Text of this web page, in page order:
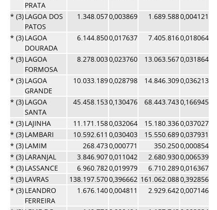
PRATA
* (3)LAGOA DOS
PATOS
1.348.0570,003869 1.689.5880,004121
* (3)LAGOA
DOURADA
6.144.8500,017637 7.405.8160,018064
* (3)LAGOA
FORMOSA
8.278.0030,023760 13.063.5670,031864
* (3)LAGOA
GRANDE
10.033.1890,028798 14.846.3090,036213
* (3)LAGOA
SANTA
45.458.1530,130476 68.443.7430,166945
* (3)LAJINHA 11.171.1580,032064 15.180.3360,037027
* (3)LAMBARI 10.592.611 0,030403 15.550.6890,037931
* (3)LAMIM 268.4730,000771 350.2500,000854
* (3)LARANJAL 3.846.9070,011042 2.680.9300,006539
* (3)LASSANCE 6.960.7820,019979 6.710.2890,016367
* (3)LAVRAS 138.197.5700,396662 161.062.0880,392856
* (3)LEANDRO
FERREIRA
1.676.1400,004811 2.929.6420,007146